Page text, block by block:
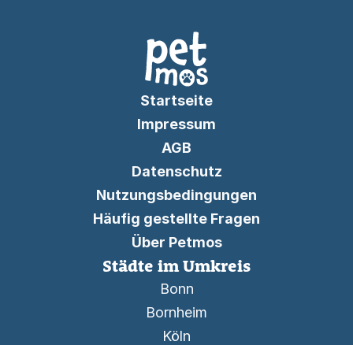
Startseite
Impressum
AGB
Datenschutz
Nutzungsbedingungen
Häufig gestellte Fragen
Über Petmos
Städte im Umkreis
Bonn
Bornheim
Köln